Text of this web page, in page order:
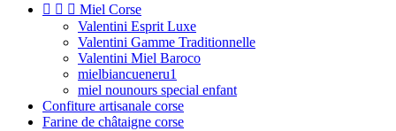
   Miel Corse
Valentini Esprit Luxe
Valentini Gamme Traditionnelle
Valentini Miel Baroco
mielbiancueneru1
miel nounours special enfant
Confiture artisanale corse
Farine de châtaigne corse